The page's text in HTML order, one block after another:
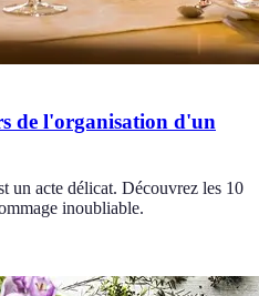
de l'organisation d'un
un acte délicat. Découvrez les 10
inoubliable.